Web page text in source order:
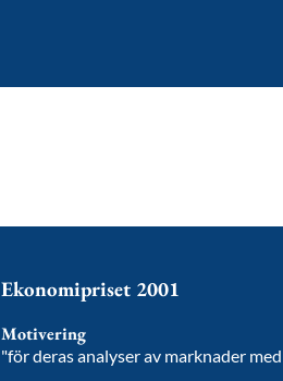
Ekonomipriset 2001
Motivering
"för deras analyser av marknader